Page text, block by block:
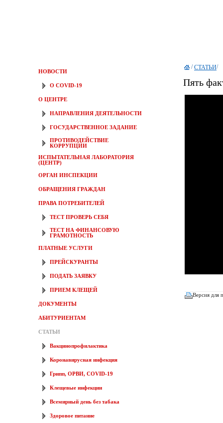
НОВОСТИ
О COVID-19
О ЦЕНТРЕ
НАПРАВЛЕНИЯ ДЕЯТЕЛЬНОСТИ
ГОСУДАРСТВЕННОЕ ЗАДАНИЕ
ПРОТИВОДЕЙСТВИЕ
КОРРУПЦИИ
ИСПЫТАТЕЛЬНАЯ ЛАБОРАТОРИЯ
(ЦЕНТР)
ОРГАН ИНСПЕКЦИИ
ОБРАЩЕНИЯ ГРАЖДАН
ПРАВА ПОТРЕБИТЕЛЕЙ
ТЕСТ ПРОВЕРЬ СЕБЯ
ТЕСТ НА ФИНАНСОВУЮ
ГРАМОТНОСТЬ
ПЛАТНЫЕ УСЛУГИ
ПРЕЙСКУРАНТЫ
ПОДАТЬ ЗАЯВКУ
ПРИЕМ КЛЕЩЕЙ
ДОКУМЕНТЫ
АБИТУРИЕНТАМ
СТАТЬИ
Вакцинопрофилактика
Коронавирусная инфекция
Грипп, ОРВИ, COVID-19
Клещевые инфекции
Всемирный день без табака
Здоровое питание
/СТАТЬИ/
Пять
Версия для